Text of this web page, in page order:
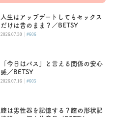
人生はアップデートしてもセックス
だけは昔のまま？／BETSY
2026.07.30 |#606
「今日はパス」と言える関係の安心
感／BETSY
2026.07.16 |#605
腟は男性器を記憶する？膣の形状記